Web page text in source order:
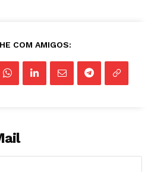
Gold Plus -
COM AMIGOS: